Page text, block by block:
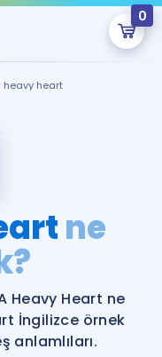
0
onlarca eğitim seni
Gramer
heavy heart
ne
Heavy Heart ne
İngilizce örnek
anlamlıları.